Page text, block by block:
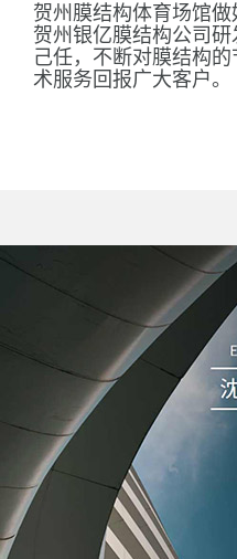
贺州膜结构体育场馆
贺州银亿膜结构公司
己任，不断对膜结构
术服务回报广大客户。